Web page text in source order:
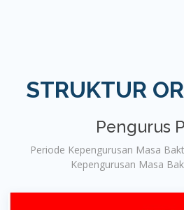
STRUKTUR
Pengurus
Periode Kepengurusan Masa
Kepengurusan Masa